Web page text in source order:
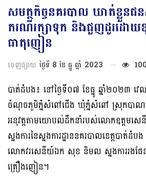
សមត្ថកិច្ចនគរបាល ឃាត់ខ្លួ
ករណីរក្សាទុក និងជួញដូរដោយ
ធាតុញៀន
ចេញផ្សាយ ថ្ងៃទី 8 ខែ ធ្នូ ឆ្នាំ 2023 100
បាត់ដំបង៖ នៅថ្ងៃទី០៧ ខែធ្នូ ឆ្នាំ២០២៣
ចំណុចភូមិភ្នំសំពៅជើង ឃុំភ្នំសំពៅ ស្រុកបាណ
អនុវត្តតាមយោបល់ដឹកនាំរបស់លោកឧត្តម
ស្នងការនៃស្នងការដ្ឋាននគរបាលខេត្តបា
លោកវរសេនីយ៍ឯក សុខ និមល ស្នងការរងផែន
គ្រឿងញៀន។